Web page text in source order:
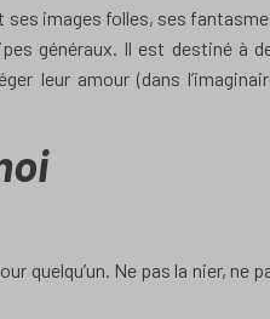
ses images folles, ses
généraux. Il est destiné à
leur amour (dans
quelqu’un. Ne pas la nier, ne